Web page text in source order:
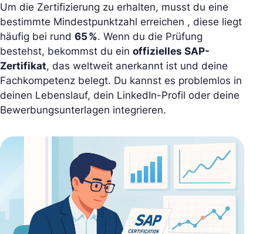
Um die Zertifizierung zu erhalten, musst du eine
bestimmte Mindestpunktzahl erreichen , diese liegt
häufig bei rund 65 %. Wenn du die Prüfung
bestehst, bekommst du ein offizielles SAP-
Zertifikat, das weltweit anerkannt ist und deine
Fachkompetenz belegt. Du kannst es problemlos in
deinen Lebenslauf, dein LinkedIn-Profil oder deine
Bewerbungsunterlagen integrieren.